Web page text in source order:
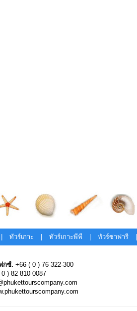
ทัวร์เกาะ ทัวร์เกาะพีพี ทัวร์ซาฟารี
กซ์. +66 ( 0 ) 76 322-300
) 82 810 0087